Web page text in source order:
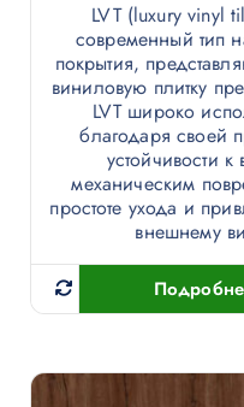
LVT (luxury vinyl
современный тип
покрытия,
виниловую плитку
LVT широко
благодаря своей
устойчивости к
механическим
простоте ухода и
внешнему